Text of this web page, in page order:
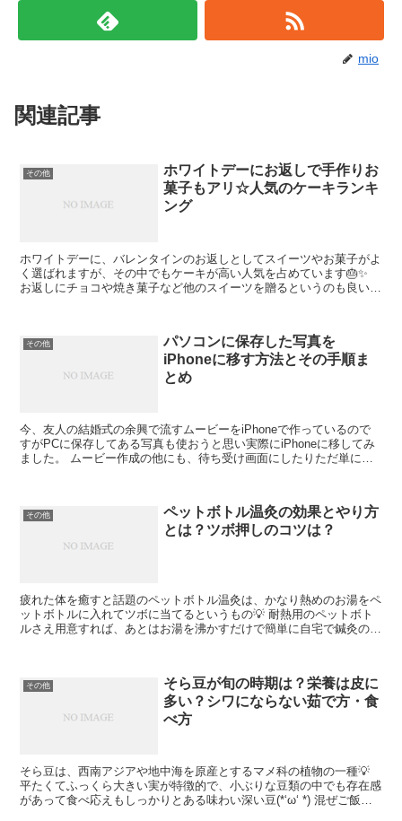
mio
関連記事
その他
ホワイトデーにお返しで手作りお
菓子もアリ☆人気のケーキランキ
ング
ホワイトデーに、バレンタインのお返しとしてスイーツやお菓子がよ
く選ばれますが、その中でもケーキが高い人気を占めています🎂✨
お返しにチョコや焼き菓子など他のスイーツを贈るというのも良いで
その他
パソコンに保存した写真を
iPhoneに移す方法とその手順ま
とめ
今、友人の結婚式の余興で流すムービーをiPhoneで作っているので
すがPCに保存してある写真も使おうと思い実際にiPhoneに移してみ
ました。 ムービー作成の他にも、待ち受け画面にしたりただ単にス
その他
ペットボトル温灸の効果とやり方
とは？ツボ押しのコツは？
疲れた体を癒すと話題のペットボトル温灸は、かなり熱めのお湯をペ
ットボトルに入れてツボに当てるというもの💡 耐熱用のペットボト
ルさえ用意すれば、あとはお湯を沸かすだけで簡単に自宅で鍼灸のよ
その他
そら豆が旬の時期は？栄養は皮に
多い？シワにならない茹で方・食
べ方
そら豆は、西南アジアや地中海を原産とするマメ科の植物の一種💡
平たくてふっくら大きい実が特徴的で、小ぶりな豆類の中でも存在感
があって食べ応えもしっかりとある味わい深い豆(*‘ω‘ *) 混ぜご飯の